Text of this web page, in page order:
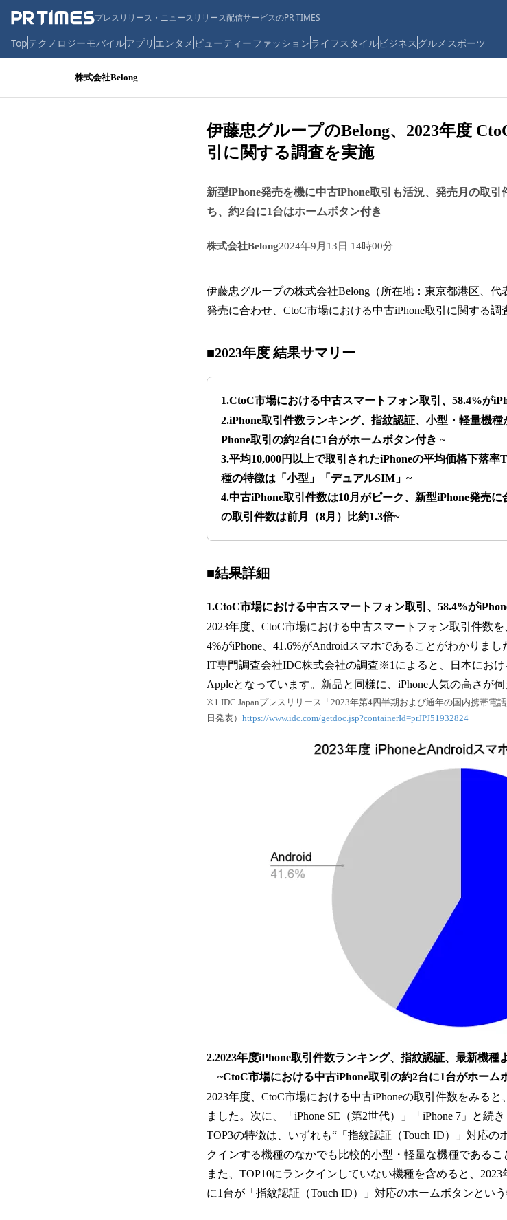
プレスリリース・ニュースリリース配信サービスのPR TIMES
Topテクノロジーモバイルアプリ エンタメ ビューティーファッションライフスタイルビジネス グルメ スポーツ
株式会社Belong
伊藤忠グループのBelong、2023年度
引に関する調査を実施
新型iPhone発売を機に中古iPhone取引も活況、発売月の取
ち、約2台に1台はホームボタン付き
株式会社Belong2024年9月13日 14時00分
伊藤忠グループの株式会社Belong（所在地：東京都港区、代
発売に合わせ、CtoC市場における中古iPhone取引に関する調
■2023年度 結果サマリー
1.CtoC市場における中古スマートフォン取引、58.4%が
2.iPhone取引件数ランキング、指紋認証、小型・軽量機
Phone取引の約2台に1台がホームボタン付き ~
3.平均10,000円以上で取引されたiPhoneの平均価格下落
種の特徴は「小型」「デュアルSIM」~
4.中古iPhone取引件数は10月がピーク、新型iPhone発売に
の取引件数は前月（8月）比約1.3倍~
■結果詳細
1.CtoC市場における中古スマートフォン取引、58.4%が
2023年度、CtoC市場における中古スマートフォン取引件数
4%がiPhone、41.6%がAndroidスマホであることがわかりまし
IT専門調査会社IDC株式会社の調査※1によると、日本にお
Appleとなっています。新品と同様に、iPhone人気の高さが
※1 IDC Japanプレスリリース「2023年第4四半期および通年の国内携帯電
日発表） https://www.idc.com/getdoc.jsp?containerId=prJPJ51932824
2.2023年度iPhone取引件数ランキング、指紋認証、最新機種
~CtoC市場における中古iPhone取引の約2台に1台がホーム
2023年度、CtoC市場における中古iPhoneの取引件数をみる
ました。次に、「iPhone SE（第2世代）」「iPhone 7」と続き
TOP3の特徴は、いずれも“「指紋認証（Touch ID）」対応の
クインする機種のなかでも比較的小型・軽量な機種であるこ
また、TOP10にランクインしていない機種を含めると、
に1台が「指紋認証（Touch ID）」対応のホームボタンとい